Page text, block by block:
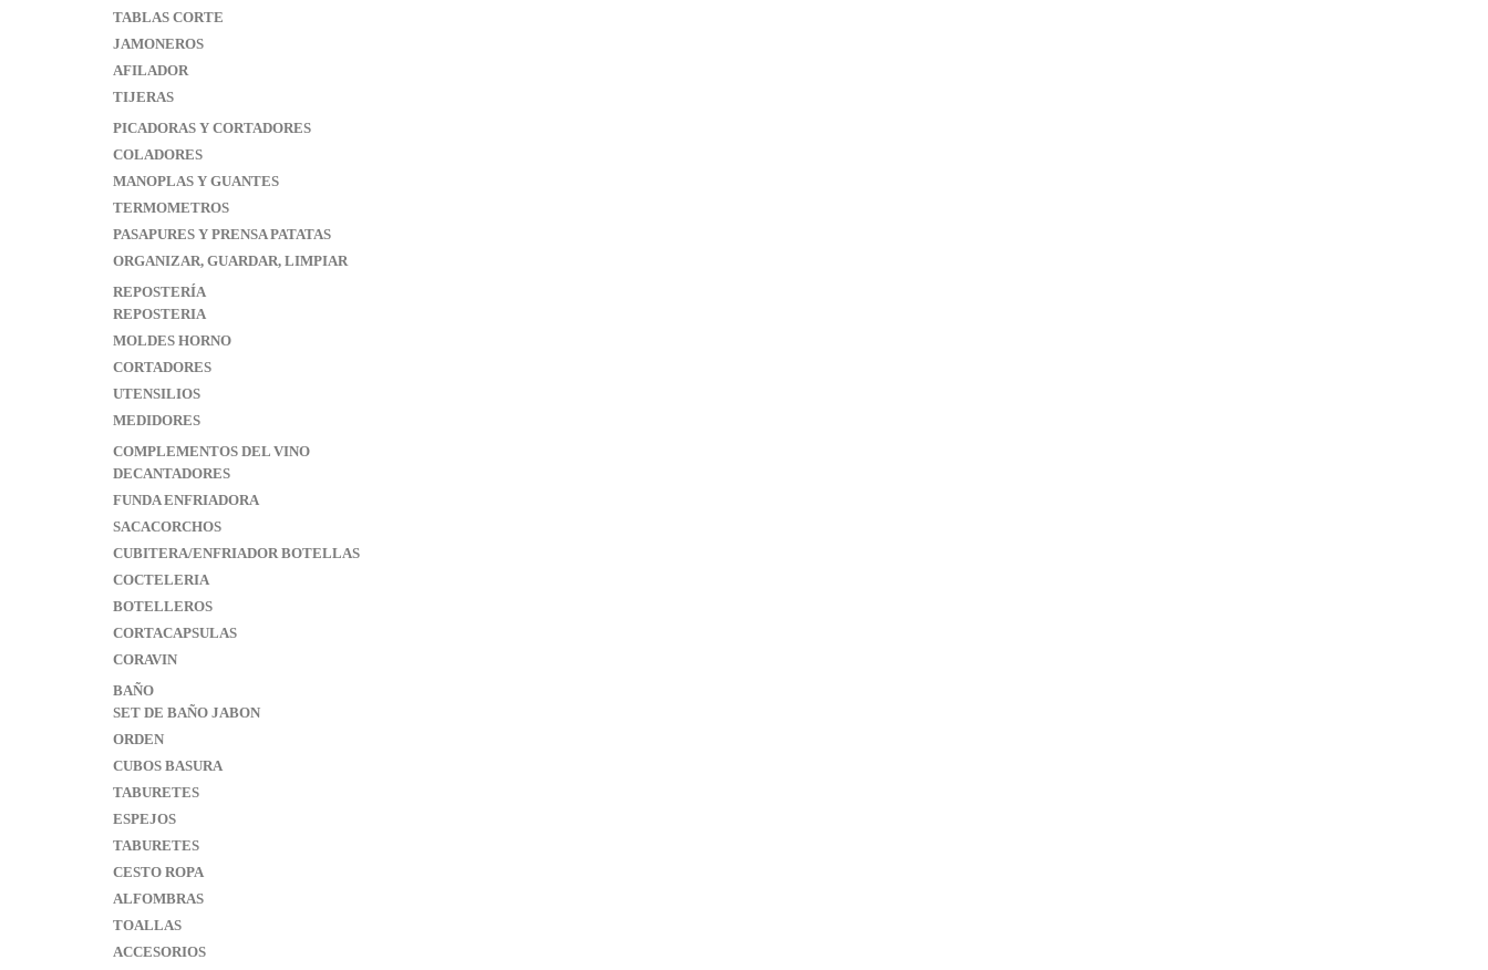
TABLAS CORTE
JAMONEROS
AFILADOR
TIJERAS
PICADORAS Y CORTADORES
COLADORES
MANOPLAS Y GUANTES
TERMOMETROS
PASAPURES Y PRENSA PATATAS
ORGANIZAR, GUARDAR, LIMPIAR
REPOSTERÍA
REPOSTERIA
MOLDES HORNO
CORTADORES
UTENSILIOS
MEDIDORES
COMPLEMENTOS DEL VINO
DECANTADORES
FUNDA ENFRIADORA
SACACORCHOS
CUBITERA/ENFRIADOR BOTELLAS
COCTELERIA
BOTELLEROS
CORTACAPSULAS
CORAVIN
BAÑO
SET DE BAÑO JABON
ORDEN
CUBOS BASURA
TABURETES
ESPEJOS
TABURETES
CESTO ROPA
ALFOMBRAS
TOALLAS
ACCESORIOS